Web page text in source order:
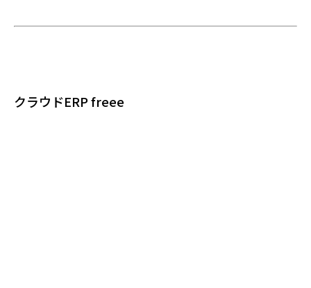
クラウドERP freee